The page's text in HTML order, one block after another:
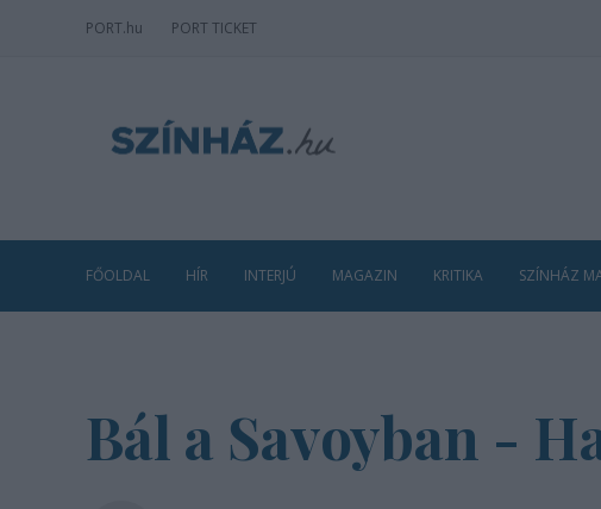
PORT.hu PORT TICKET
FŐOLDAL HÍR INTERJÚ MAGAZIN KRITIKA SZÍNHÁZ
Bál a Savoyban -